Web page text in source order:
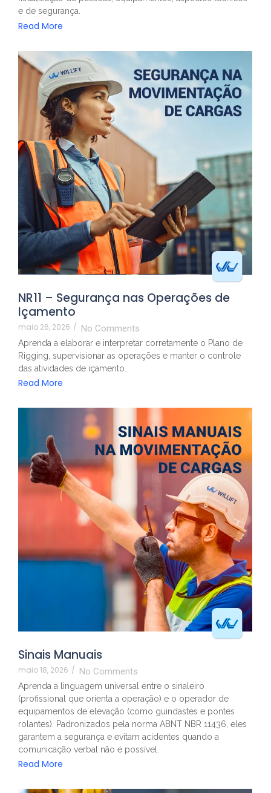
e de segurança.
Read More
NR11 – Segurança nas Operações de
Içamento
maio 26, 2026 / No Comments
Aprenda a elaborar e interpretar corretamente o Plano de
Rigging, supervisionar as operações e manter o controle
das atividades de içamento.
Read More
Sinais Manuais
maio 18, 2026 / No Comments
Aprenda a linguagem universal entre o sinaleiro
(profissional que orienta a operação) e o operador de
equipamentos de elevação (como guindastes e pontes
rolantes). Padronizados pela norma ABNT NBR 11436, eles
garantem a segurança e evitam acidentes quando a
comunicação verbal não é possível.
Read More